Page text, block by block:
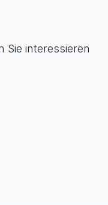
Sie interessieren